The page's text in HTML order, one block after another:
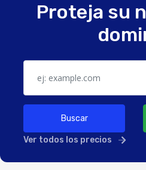
Proteja su
Buscar
Ver todos los precios